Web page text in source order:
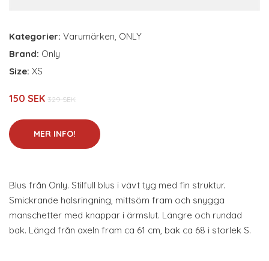
Kategorier: Varumärken, ONLY
Brand: Only
Size: XS
150 SEK 329 SEK
MER INFO!
Blus från Only. Stilfull blus i vävt tyg med fin struktur.
Smickrande halsringning, mittsöm fram och snygga
manschetter med knappar i ärmslut. Längre och rundad
bak. Längd från axeln fram ca 61 cm, bak ca 68 i storlek S.